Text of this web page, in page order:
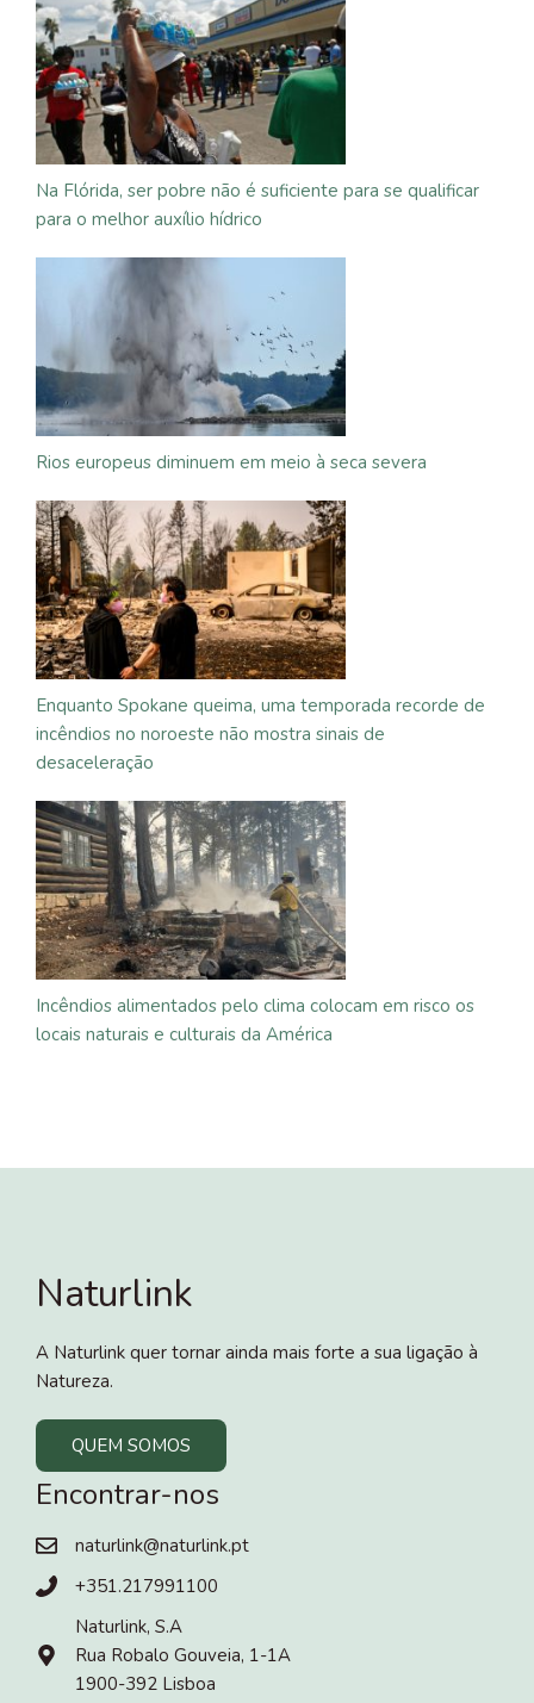
Na Flórida, ser pobre não é suficiente para se qualificar
para o melhor auxílio hídrico
Rios europeus diminuem em meio à seca severa
Enquanto Spokane queima, uma temporada recorde de
incêndios no noroeste não mostra sinais de
desaceleração
Incêndios alimentados pelo clima colocam em risco os
locais naturais e culturais da América
Naturlink
A Naturlink quer tornar ainda mais forte a sua ligação à
Natureza.
QUEM SOMOS
Encontrar-nos
naturlink@naturlink.pt
+351.217991100
Naturlink, S.A
Rua Robalo Gouveia, 1-1A
1900-392 Lisboa